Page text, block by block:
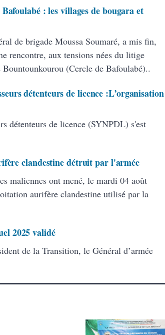
: les villages de bougara et
de brigade Moussa Soumaré, a mis fin,
rencontre, aux tensions nées du litige
(Cercle de Bafoulabé)..
détenteurs de licence :L’organisation
détenteurs de licence (SYNPDL) s'est
clandestine détruit par l'armée
maliennes ont mené, le mardi 04 août
aurifère clandestine utilisé par la
2025 validé
de la Transition, le Général d’armée